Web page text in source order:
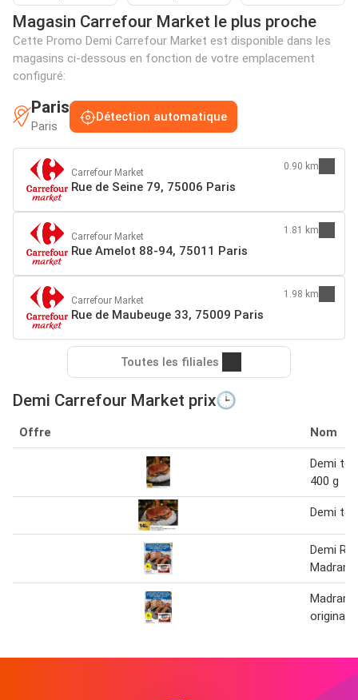
Magasin Carrefour Market le plus proche
Cette Promo Demi Carrefour Market est disponible dans les
magasins ci-dessous en fonction de votre emplacement
configuré:
Paris
Paris
Détection automatique
Carrefour Market
Rue de Seine 79, 75006 Paris
0.90 km
Carrefour Market
Rue Amelot 88-94, 75011 Paris
1.81 km
Carrefour Market
Rue de Maubeuge 33, 75009 Paris
1.98 km
Toutes les filiales
Demi Carrefour Market prix🕒
Offre Nom
Demi
400 g
Demi
Demi
original